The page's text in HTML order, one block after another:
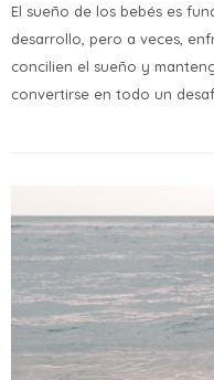
El sueño de los bebés es
desarrollo, pero a veces,
concilien el sueño y
convertirse en todo un